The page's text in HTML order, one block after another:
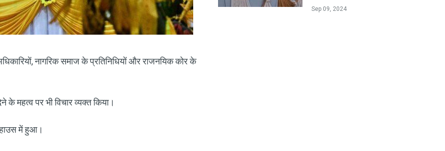
नागरिक समाज के प्रतिनिधियों और राजनयिक कोर के
के महत्व पर भी विचार व्यक्त किया।
हाउस में हुआ।
Sep 09, 2024